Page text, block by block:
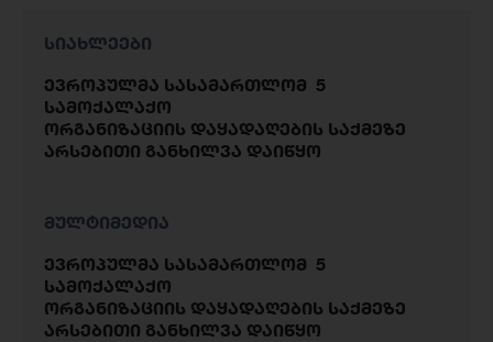
სიახლეები
ევროპულმა სასამართლომ 5
სამოქალაქო
ორგანიზაციის დაყადაღების საქმეზე
არსებითი განხილვა დაიწყო
მულტიმედია
ევროპულმა სასამართლომ 5
სამოქალაქო
ორგანიზაციის დაყადაღების საქმეზე
არსებითი განხილვა დაიწყო